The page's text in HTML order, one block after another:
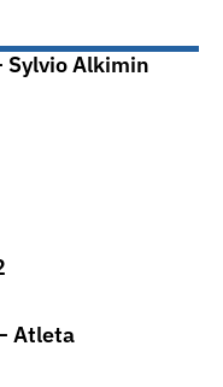
Sylvio Alkimin
Atleta